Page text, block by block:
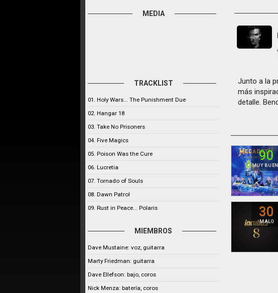
MEDIA
TRACKLIST
01. Holy Wars... The Punishment Due
02. Hangar 18
03. Take No Prisoners
04. Five Magics
05. Poison Was the Cure
06. Lucretia
07. Tornado of Souls
08. Dawn Patrol
09. Rust in Peace... Polaris
MIEMBROS
Dave Mustaine: voz, guitarra
Marty Friedman: guitarra
Dave Ellefson: bajo, coros
Nick Menza: batería, coros
Junto a la
más
detalle.
90
MUY
30
MALO